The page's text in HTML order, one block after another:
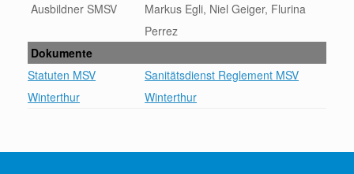
Ausbildner SMSV
Markus Egli, Niel Geiger, Flurina
Perrez
Dokumente
Statuten MSV
Winterthur
Sanitätsdienst Reglement MSV
Winterthur